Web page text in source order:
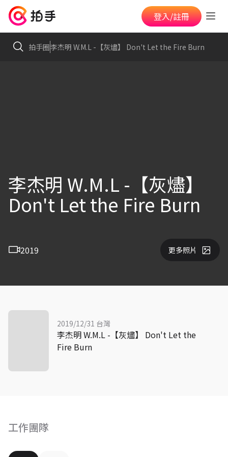
登入/註冊
拍手圈李杰明 W.M.L -【灰燼】 Don't Let the Fire Burn
李杰明 W.M.L -【灰燼】
Don't Let the Fire Burn
2019 更多照片
工作團隊
2019/12/31 台灣
李杰明 W.M.L -【灰燼】 Don't Let the
Fire Burn